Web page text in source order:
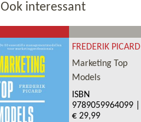
Ook interessant
FREDERIK PICARD
Marketing Top
Models
ISBN
9789059964099|
€ 29,99